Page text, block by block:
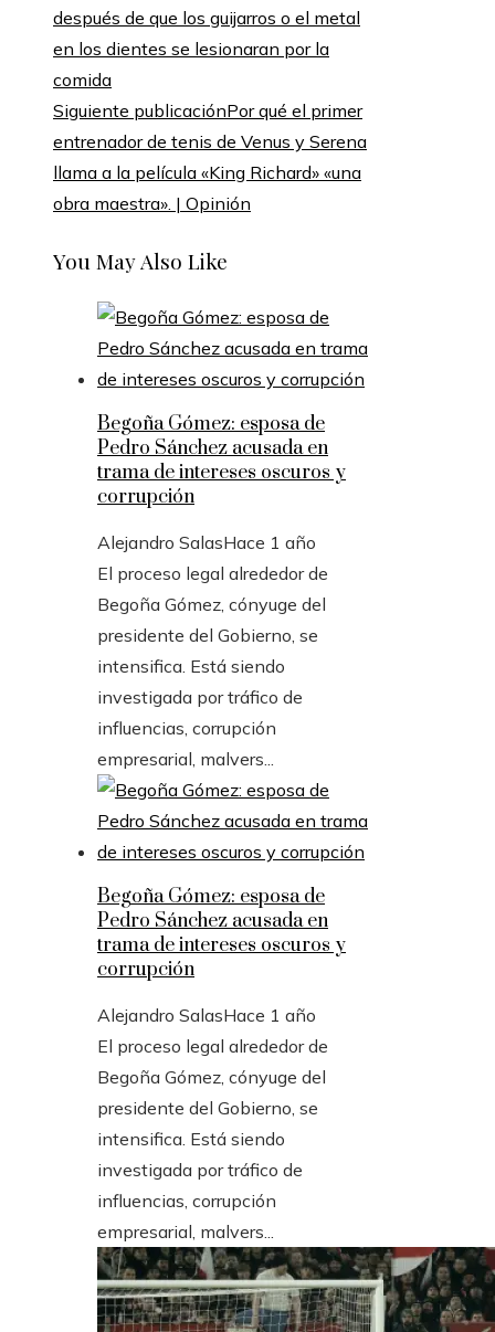
después de que los guijarros o el metal
en los dientes se lesionaran por la
comida
Siguiente publicaciónPor qué el primer
entrenador de tenis de Venus y Serena
llama a la película «King Richard» «una
obra maestra». | Opinión
You May Also Like
Begoña Gómez: esposa de
Pedro Sánchez acusada en
trama de intereses oscuros y
corrupción
Alejandro SalasHace 1 año
El proceso legal alrededor de
Begoña Gómez, cónyuge del
presidente del Gobierno, se
intensifica. Está siendo
investigada por tráfico de
influencias, corrupción
empresarial, malvers...
Begoña Gómez: esposa de
Pedro Sánchez acusada en
trama de intereses oscuros y
corrupción
Alejandro SalasHace 1 año
El proceso legal alrededor de
Begoña Gómez, cónyuge del
presidente del Gobierno, se
intensifica. Está siendo
investigada por tráfico de
influencias, corrupción
empresarial, malvers...